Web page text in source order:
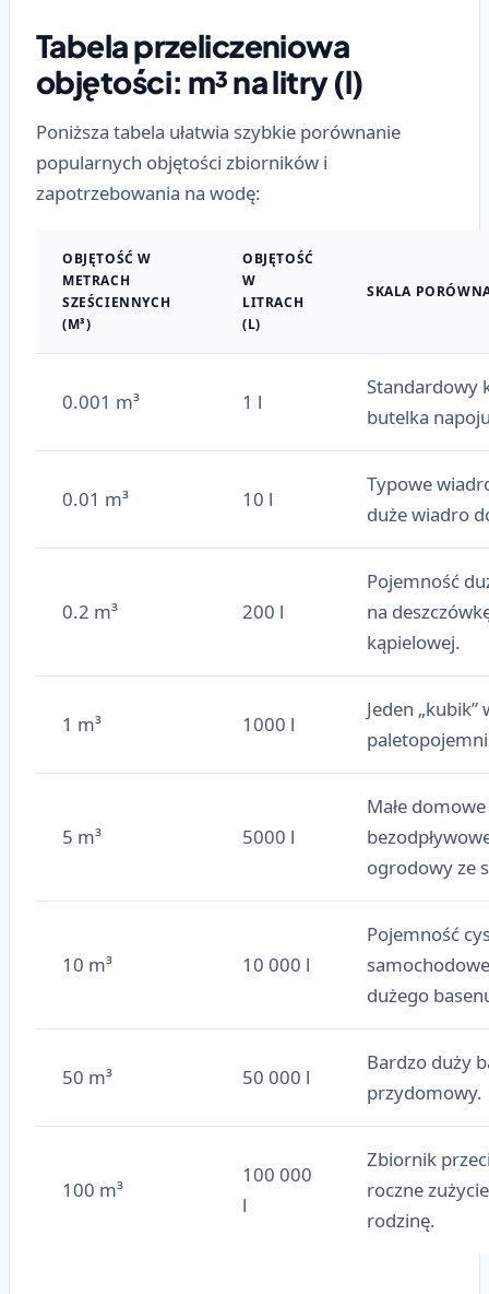
Tabela przeliczeniowa
objętości: m³ na litry (l)
Poniższa tabela ułatwia szybkie porównanie
popularnych objętości zbiorników i
zapotrzebowania na wodę:
OBJĘTOŚĆ W
METRACH
SZEŚCIENNYCH
(M³)
OBJĘTOŚĆ
W
LITRACH
(L)
SKALA
0.001 m³ 1 l
Standardowy
butelka
0.01 m³ 10 l
Typowe
duże wiadro
0.2 m³ 200 l
Pojemność
na
kąpielowej.
1 m³ 1000 l
Jeden
5 m³ 5000 l
Małe
ogrodowy ze
10 m³ 10 000 l
Pojemność
dużego
50 m³ 50 000 l
Bardzo duży
przydomowy.
100 m³
100 000
l
Zbiornik
roczne
rodzinę.